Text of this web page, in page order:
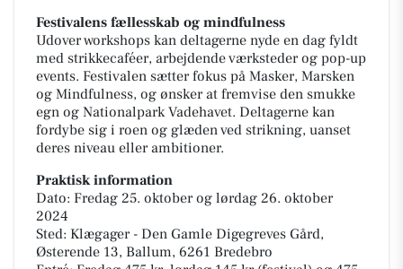
Festivalens fællesskab og mindfulness
Udover workshops kan deltagerne nyde en dag fyldt
med strikkecaféer, arbejdende værksteder og pop-up
events. Festivalen sætter fokus på Masker, Marsken
og Mindfulness, og ønsker at fremvise den smukke
egn og Nationalpark Vadehavet. Deltagerne kan
fordybe sig i roen og glæden ved strikning, uanset
deres niveau eller ambitioner.
Praktisk information
Dato: Fredag 25. oktober og lørdag 26. oktober
2024
Sted: Klægager - Den Gamle Digegreves Gård,
Østerende 13, Ballum, 6261 Bredebro